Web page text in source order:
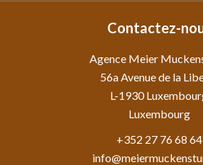
Contactez-
Agence Meier
56a Avenue de la
L-1930
Luxembourg
+352 27 76 68 64